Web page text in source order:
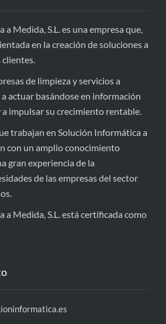
Medida, S.L. es una empresa que,
en la creación de soluciones a
de limpieza y servicios a
actuar basándose en información
impulsar su crecimiento rentable.
trabajan en Solución Informática a
con un amplio conocimiento
gran experiencia de la
de las empresas del sector
a Medida, S.L. está certificada como